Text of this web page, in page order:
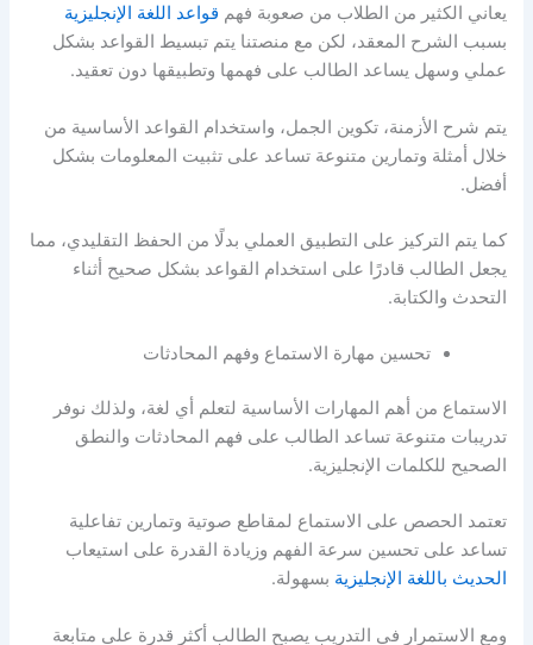
يعاني الكثير من الطلاب من صعوبة فهم قواعد اللغة الإنجليزية
بسبب الشرح المعقد، لكن مع منصتنا يتم تبسيط القواعد بشكل
عملي وسهل يساعد الطالب على فهمها وتطبيقها دون تعقيد.
يتم شرح الأزمنة، تكوين الجمل، واستخدام القواعد الأساسية من
خلال أمثلة وتمارين متنوعة تساعد على تثبيت المعلومات بشكل
أفضل.
كما يتم التركيز على التطبيق العملي بدلًا من الحفظ التقليدي، مما
يجعل الطالب قادرًا على استخدام القواعد بشكل صحيح أثناء
التحدث والكتابة.
تحسين مهارة الاستماع وفهم المحادثات
الاستماع من أهم المهارات الأساسية لتعلم أي لغة، ولذلك نوفر
تدريبات متنوعة تساعد الطالب على فهم المحادثات والنطق
الصحيح للكلمات الإنجليزية.
تعتمد الحصص على الاستماع لمقاطع صوتية وتمارين تفاعلية
تساعد على تحسين سرعة الفهم وزيادة القدرة على استيعاب
الحديث باللغة الإنجليزية بسهولة.
ومع الاستمرار في التدريب يصبح الطالب أكثر قدرة على متابعة